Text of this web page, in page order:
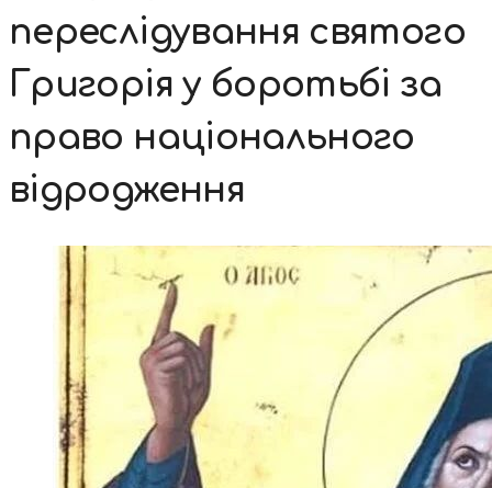
переслідування святого
Григорія у боротьбі за
право національного
відродження